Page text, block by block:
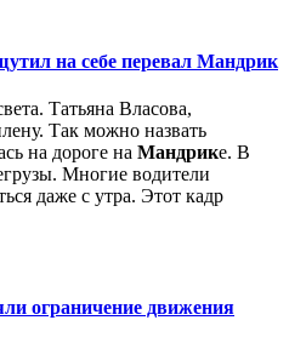
на себе перевал Мандрик
Татьяна Власова,
Так можно назвать
на дороге на Мандрике. В
Многие водители
даже с утра. Этот кадр
ограничение движения